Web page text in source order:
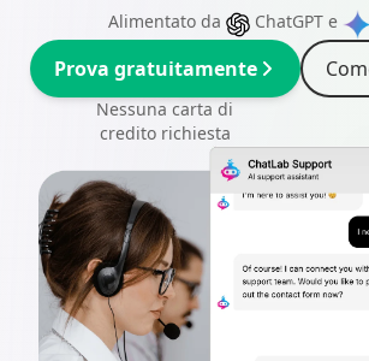
Alimentato da ChatGPT e
Prova gratuitamente
Nessuna carta di
credito richiesta